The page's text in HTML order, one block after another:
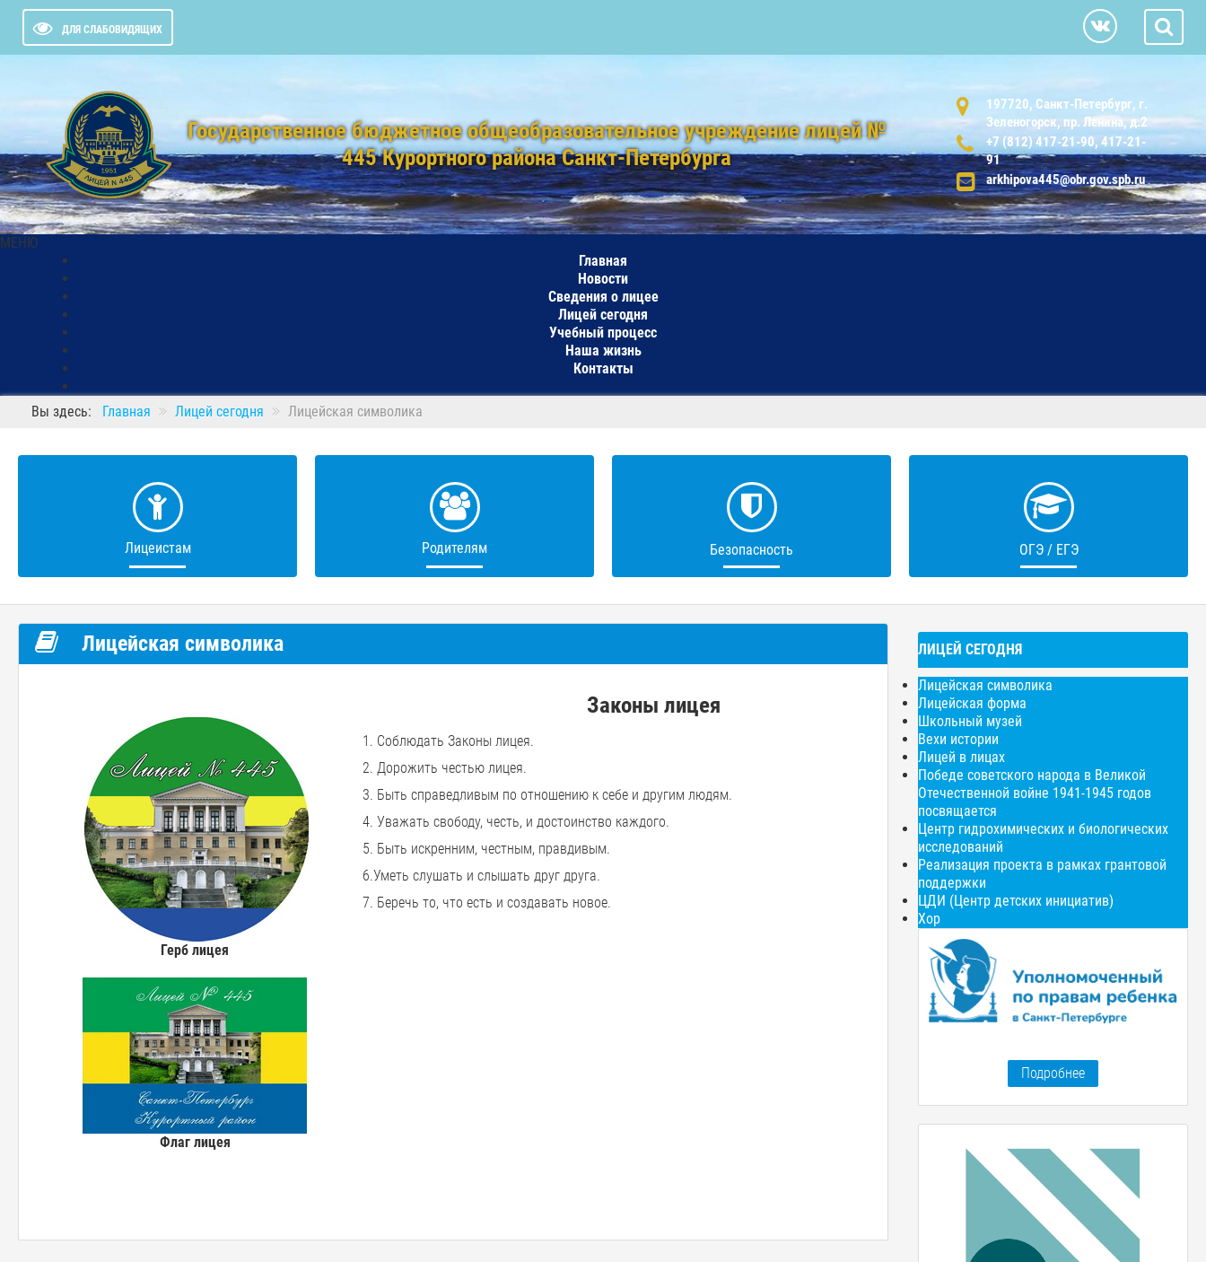
ДЛЯ СЛАБОВИДЯЩИХ
Государственное бюджетное общеобразовательное учреждение лицей №
445 Курортного района Санкт-Петербурга
197720, Санкт-Петербург, г.
Зеленогорск, пр. Ленина, д.2
+7 (812) 417-21-90, 417-21-
91
arkhipova445@obr.gov.spb.ru
МЕНЮ
Главная
Новости
Сведения о лицее
Лицей сегодня
Учебный процесс
Наша жизнь
Контакты
Вы здесь: Главная Лицей сегодня Лицейская символика
Лицеистам Родителям Безопасность ОГЭ / ЕГЭ
Лицейская символика
Герб лицея
Флаг лицея
Законы лицея
1. Соблюдать Законы лицея.
2. Дорожить честью лицея.
3. Быть справедливым по отношению к себе и другим людям.
4. Уважать свободу, честь, и достоинство каждого.
5. Быть искренним, честным, правдивым.
6.Уметь слушать и слышать друг друга.
7. Беречь то, что есть и создавать новое.
1. Пусть процветает наш лицей,
Семь лет живем мы в нем, как дома,
Благодарим учителей
И следуем всегда его Законам.
Припев: Когда ж лицейскую тетрадь
Допишем до последней строчки,
Возьмемся за руки, друзья,
Возьмемся за руки, друзья,
Чтоб не пропасть поодиночке.
2. Мы не забудем наш лицей,
Мы не забудем нашу дружбу.
Когда ученье нам сослужит службу.
3. Хвала лицейским! Свят обет
Пускай пройдут десятки лет,
Мы вместе будем жить в воспоминаньях.
ЛИЦЕЙ СЕГОДНЯ
Лицейская символика
Лицейская форма
Школьный музей
Вехи истории
Лицей в лицах
Победе советского народа в Великой
Отечественной войне 1941-1945 годов
посвящается
Центр гидрохимических и биологических
исследований
Реализация проекта в рамках грантовой
поддержки
ЦДИ (Центр детских инициатив)
Хор
Подробнее